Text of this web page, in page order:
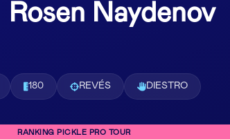
Rosen Naydenov
180 REVÉS DIESTRO
RANKING PICKLE PRO TOUR